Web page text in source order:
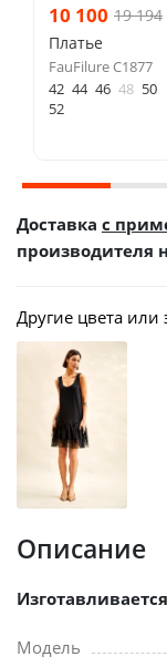
10 100 19 194
Платье
FauFilure С1877
42 44 46 48 50
52
Доставка с
производителя
Другие цвета или
Описание
Модель